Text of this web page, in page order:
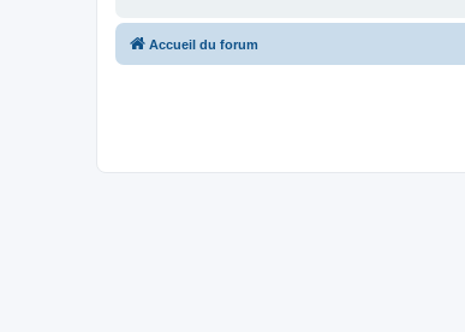
Accueil du forum